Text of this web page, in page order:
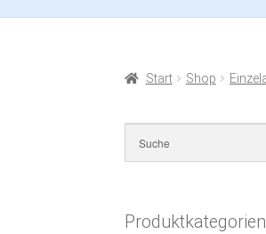
Start Shop
Produktkategorien